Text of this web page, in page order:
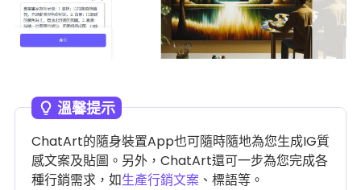
溫馨提示
ChatArt的隨身裝置App也可隨時隨地為您生成IG質
感文案及貼圖。另外，ChatArt還可一步為您完成各
種行銷需求，如生產行銷文案 、標語等。